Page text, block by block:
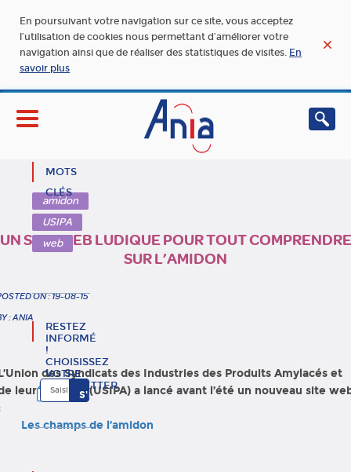
En poursuivant votre navigation sur ce site, vous acceptez
l’utilisation de cookies nous permettant d’améliorer votre
navigation ainsi que de réaliser des statistiques de visites. En
savoir plus
UN SITE WEB LUDIQUE POUR TOUT COMPRENDRE
SUR L’AMIDON
ON : 19-08-15
: ANIA
des Syndicats des Industries des Produits Amylacés et
leurs dérivés (USIPA) a lancé avant l’été un nouveau site
Les champs de l’amidon
MOTS
CLÉS
amidon
USIPA
web
RESTEZ
INFORMÉ
!
CHOISISSEZ
VOTRE
NEWSLETTER